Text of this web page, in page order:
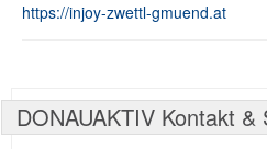
https://injoy-zwettl-gmuend.at
DONAUAKTIV Kontakt &